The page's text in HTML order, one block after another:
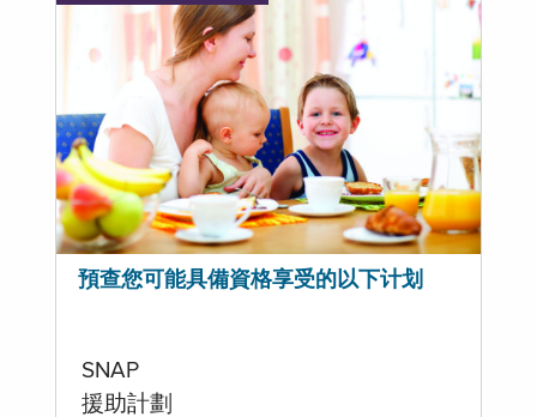
預查您可能具備資格享受的以下计划
SNAP
援助計劃